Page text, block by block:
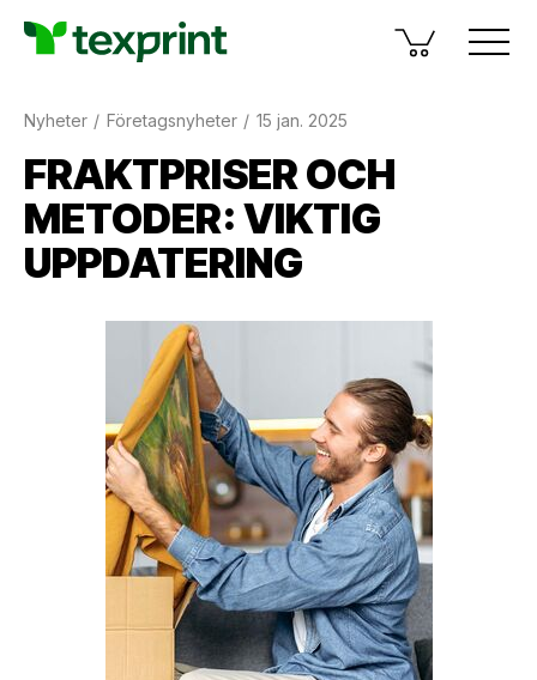
Nyheter Företagsnyheter 15 jan. 2025
FRAKTPRISER OCH
METODER: VIKTIG
UPPDATERING